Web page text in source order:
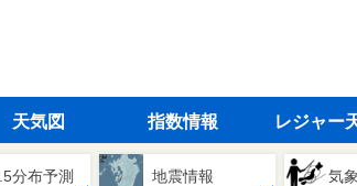
天気図 指数情報 レジャー
分布予測 地震情報 気